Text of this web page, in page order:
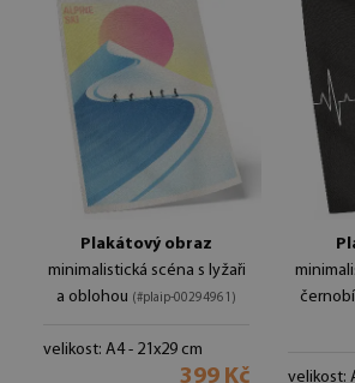
Plakátový obraz
minimalistická scéna s lyžaři
a oblohou (#plaip-00294961)
velikost: A4 - 21x29 cm
399 Kč velikost: